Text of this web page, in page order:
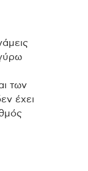
των
έχει